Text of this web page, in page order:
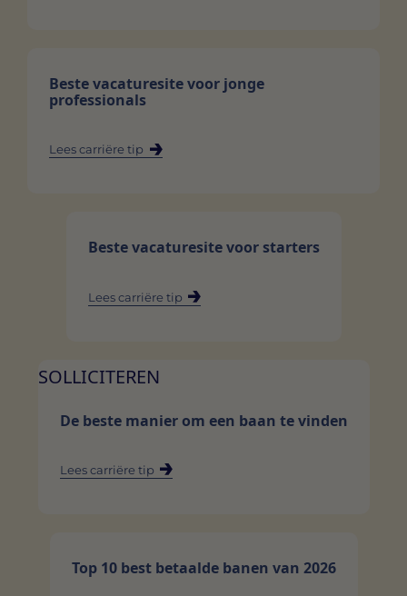
Beste vacaturesite voor jonge
professionals
Lees carriëre tip
Beste vacaturesite voor starters
Lees carriëre tip
SOLLICITEREN
De beste manier om een baan te vinden
Lees carriëre tip
Top 10 best betaalde banen van 2026